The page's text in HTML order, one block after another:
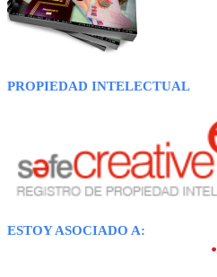
PROPIEDAD INTELECTUAL
ESTOY ASOCIADO A: